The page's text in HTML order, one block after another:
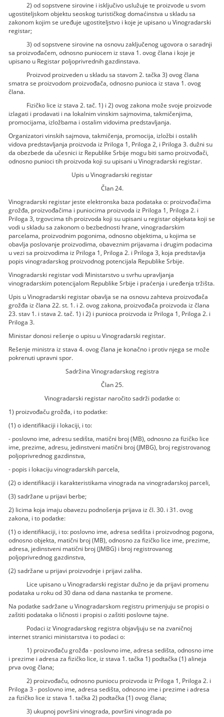
2) od sopstvene sirovine i isključivo uslužuje te proizvode u svom
ugostiteljskom objektu seoskog turističkog domaćinstva u skladu sa
zakonom kojim se uređuje ugostiteljstvo i koje je upisano u Vinogradarski
registar;
3) od sopstvene sirovine na osnovu zaključenog ugovora o saradnji
sa proizvođačem, odnosno puniocem iz stava 1. ovog člana i koje je
upisano u Registar poljoprivrednih gazdinstava.
Proizvod proizveden u skladu sa stavom 2. tačka 3) ovog člana
smatra se proizvodom proizvođača, odnosno punioca iz stava 1. ovog
člana.
Fizičko lice iz stava 2. tač. 1) i 2) ovog zakona može svoje proizvode
izlagati i prodavati i na lokalnim vinskim sajmovima, takmičenjima,
promocijama, izložbama i ostalim vidovima predstavljanja.
Organizatori vinskih sajmova, takmičenja, promocija, izložbi i ostalih
vidova predstavljanja proizvoda iz Priloga 1, Priloga 2, i Priloga 3. dužni su
da obezbede da učesnici iz Republike Srbije mogu biti samo proizvođači,
odnosno punioci tih proizvoda koji su upisani u Vinogradarski registar.
Upis u Vinogradarski registar
Član 24.
Vinogradarski registar jeste elektronska baza podataka o: proizvođačima
grožđa, proizvođačima i puniocima proizvoda iz Priloga 1, Priloga 2. i
Priloga 3, trgovcima tih proizvoda koji su upisani u registar objekata koji se
vodi u skladu sa zakonom o bezbednosti hrane, vinogradarskim
parcelama, proizvodnim pogonima, odnosno objektima, u kojima se
obavlja poslovanje proizvodima, obaveznim prijavama i drugim podacima
u vezi sa proizvodima iz Priloga 1, Priloga 2. i Priloga 3, koja predstavlja
popis vinogradarskog proizvodnog potencijala Republike Srbije.
Vinogradarski registar vodi Ministarstvo u svrhu upravljanja
vinogradarskim potencijalom Republike Srbije i praćenja i uređenja tržišta.
Upis u Vinogradarski registar obavlja se na osnovu zahteva proizvođača
grožđa iz člana 22. st. 1. i 2. ovog zakona, proizvođača proizvoda iz člana
23. stav 1. i stava 2. tač. 1) i 2) i punioca proizvoda iz Priloga 1, Priloga 2. i
Priloga 3.
Ministar donosi rešenje o upisu u Vinogradarski registar.
Rešenje ministra iz stava 4. ovog člana je konačno i protiv njega se može
pokrenuti upravni spor.
Sadržina Vinogradarskog registra
Član 25.
Vinogradarski registar naročito sadrži podatke o:
1) proizvođaču grožđa, i to podatke:
(1) o identifikaciji i lokaciji, i to:
- poslovno ime, adresu sedišta, matični broj (MB), odnosno za fizičko lice
ime, prezime, adresu, jedinstveni matični broj (JMBG), broj registrovanog
poljoprivrednog gazdinstva,
- popis i lokaciju vinogradarskih parcela,
(2) o identifikaciji i karakteristikama vinograda na vinogradarskoj parceli,
(3) sadržane u prijavi berbe;
2) licima koja imaju obavezu podnošenja prijava iz čl. 30. i 31. ovog
zakona, i to podatke:
(1) o identifikaciji, i to: poslovno ime, adresa sedišta i proizvodnog pogona,
odnosno objekta, matični broj (MB), odnosno za fizičko lice ime, prezime,
adresa, jedinstveni matični broj (JMBG) i broj registrovanog
poljoprivrednog gazdinstva,
(2) sadržane u prijavi proizvodnje i prijavi zaliha.
Lice upisano u Vinogradarski registar dužno je da prijavi promenu
podataka u roku od 30 dana od dana nastanka te promene.
Na podatke sadržane u Vinogradarskom registru primenjuju se propisi o
zaštiti podataka o ličnosti i propisi o zaštiti poslovne tajne.
Podaci iz Vinogradarskog registra objavljuju se na zvaničnoj
internet stranici ministarstva i to podaci o:
1) proizvođaču grožđa - poslovno ime, adresa sedišta, odnosno ime
i prezime i adresa za fizičko lice, iz stava 1. tačka 1) podtačka (1) alineja
prva ovog člana;
2) proizvođaču, odnosno puniocu proizvoda iz Priloga 1, Priloga 2. i
Priloga 3 - poslovno ime, adresa sedišta, odnosno ime i prezime i adresa
za fizičko lice iz stava 1. tačka 2) podtačka (1) ovog člana;
3) ukupnoj površini vinograda, površini vinograda po